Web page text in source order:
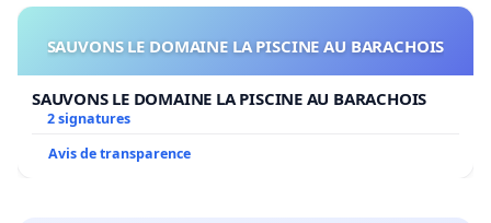
SAUVONS LE DOMAINE LA PISCINE AU BARACHOIS
SAUVONS LE DOMAINE LA PISCINE AU BARACHOIS
2 signatures
Avis de transparence